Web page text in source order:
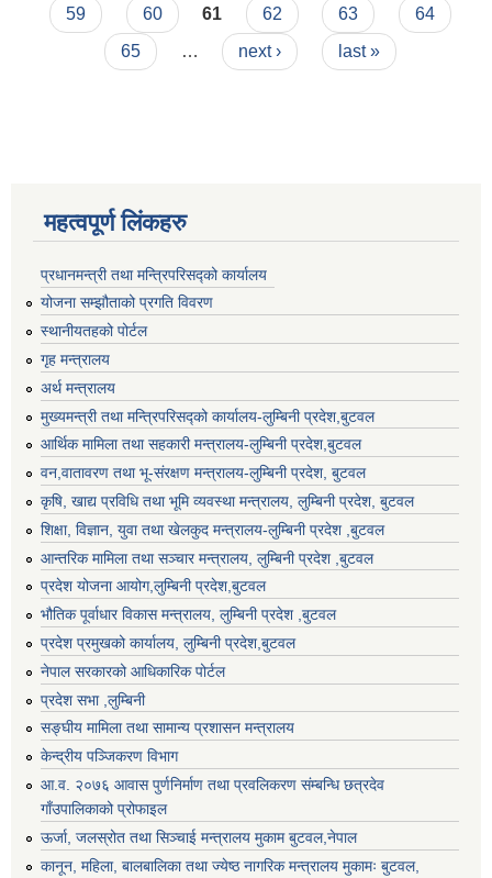
59
60 61 62 63
64
65
… next › last »
महत्वपूर्ण लिंकहरु
प्रधानमन्त्री तथा मन्त्रिपरिसद्को कार्यालय
योजना सम्झौताको प्रगति विवरण
स्थानीयतहको पोर्टल
गृह मन्त्रालय
अर्थ मन्त्रालय
मुख्यमन्त्री तथा मन्त्रिपरिसद्को कार्यालय-लुम्बिनी प्रदेश,बुटवल
आर्थिक मामिला तथा सहकारी मन्त्रालय-लुम्बिनी प्रदेश,बुटवल
वन,वातावरण तथा भू-संरक्षण मन्त्रालय-लुम्बिनी प्रदेश, बुटवल
कृषि, खाद्य प्रविधि तथा भूमि व्यवस्था मन्त्रालय, लुम्बिनी प्रदेश, बुटवल
शिक्षा, विज्ञान, युवा तथा खेलकुद मन्‍‍त्रालय-लुम्बिनी प्रदेश ,बुटवल
आन्तरिक मामिला तथा सञ्चार मन्त्रालय, लुम्बिनी प्रदेश ,बुटवल
प्रदेश योजना आयोग,लुम्बिनी प्रदेश,बुटवल
भौतिक पूर्वाधार विकास मन्त्रालय, लुम्बिनी प्रदेश ,बुटवल
प्रदेश प्रमुखको कार्यालय, लुम्बिनी प्रदेश,बुटवल
नेपाल सरकारको आधिकारिक पोर्टल
प्रदेश सभा ,लुम्बिनी
सङ्घीय मामिला तथा सामान्य प्रशासन मन्त्रालय
केन्द्रीय पञ्जिकरण विभाग
आ.व. २०७६ आवास पुर्णनिर्माण तथा प्रवलिकरण संम्बन्धि छत्रदेव
गाँउपालिकाको प्रोफाइल
ऊर्जा, जलस्रोत तथा सिञ्चाई मन्त्रालय मुकाम बुटवल,नेपाल
कानून, महिला, बालबालिका तथा ज्येष्ठ नागरिक मन्त्रालय मुकामः बुटवल,